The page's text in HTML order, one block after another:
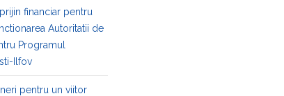
financiar pentru
Autoritatii de
Programul
Ilfov
pentru un viitor